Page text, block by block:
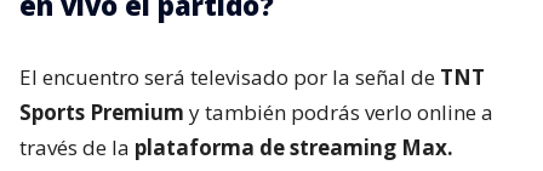
El encuentro será televisado por la señal de TNT
Sports Premium y también podrás verlo online a
través de la plataforma de streaming Max.